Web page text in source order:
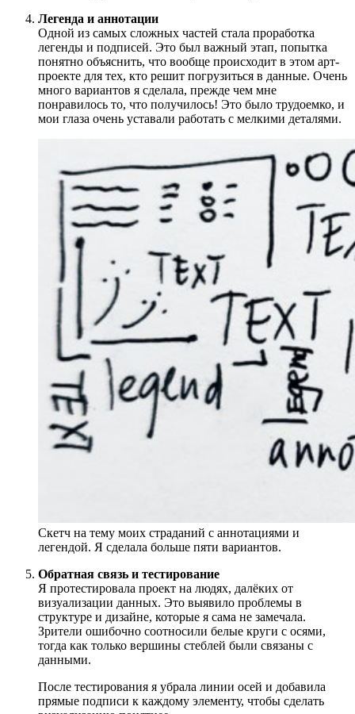
Легенда и аннотации
Одной из самых сложных частей стала проработка
легенды и подписей. Это был важный этап, попытка
понятно объяснить, что вообще происходит в этом арт-
проекте для тех, кто решит погрузиться в данные. Очень
много вариантов я сделала, прежде чем мне
понравилось то, что получилось! Это было трудоемко, и
мои глаза очень уставали работать с мелкими деталями.
Скетч на тему моих страданий с аннотациями и
легендой. Я сделала больше пяти вариантов.
Обратная связь и тестирование
Я протестировала проект на людях, далёких от
визуализации данных. Это выявило проблемы в
структуре и дизайне, которые я сама не замечала.
Зрители ошибочно соотносили белые круги с осями,
тогда как только вершины стеблей были связаны с
данными.
После тестирования я убрала линии осей и добавила
прямые подписи к каждому элементу, чтобы сделать